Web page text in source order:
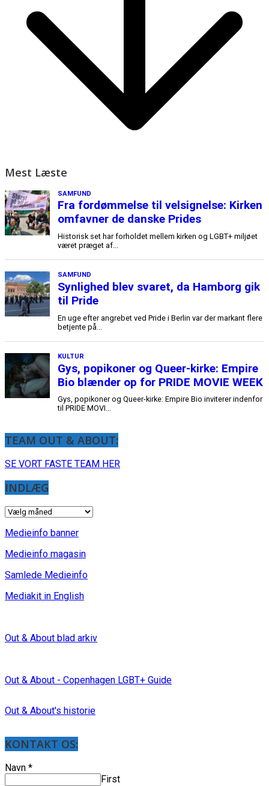
Mest Læste
TEAM OUT & ABOUT:
SE VORT FASTE TEAM HER
INDLÆG
INDLÆG
Medieinfo banner
Medieinfo magasin
Samlede Medieinfo
Mediakit in English
Out & About blad arkiv
Out & About - Copenhagen LGBT+ Guide
Out & About's historie
KONTAKT OS:
Navn *
First